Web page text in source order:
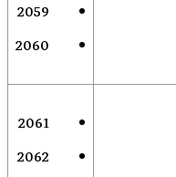
2059
2060
2061
2062